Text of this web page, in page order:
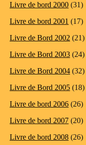
Livre de bord 2000 (31)
Livre de bord 2001 (17)
Livre de Bord 2002 (21)
Livre de Bord 2003 (24)
Livre de Bord 2004 (32)
Livre de Bord 2005 (18)
Livre de bord 2006 (26)
Livre de bord 2007 (20)
Livre de bord 2008 (26)